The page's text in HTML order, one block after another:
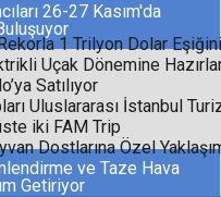
26-27 Kasım'da
ve Taze Hava
Getiriyor
1 Trilyon Dolar
Uçak Dönemine
Satılıyor
Uluslararası İstanbul
iki FAM Trip
Dostlarına Özel